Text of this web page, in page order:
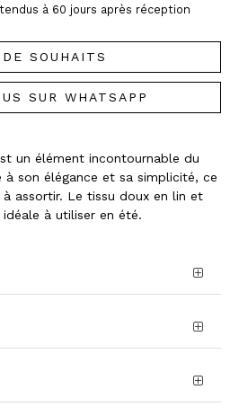
à 60 jours après réception
SOUHAITS
SUR WHATSAPP
un élément incontournable du
à son élégance et sa simplicité, ce
assortir. Le tissu doux en lin et
à utiliser en été.